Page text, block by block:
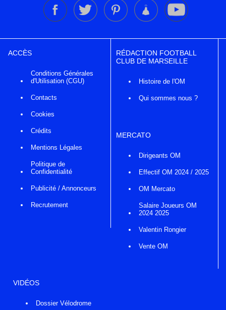
ACCÈS
Conditions Générales
d'Utilisation (CGU)
Contacts
Cookies
Crédits
Mentions Légales
Politique de
Confidentialité
Publicité / Annonceurs
Recrutement
RÉDACTION FOOTBALL
CLUB DE MARSEILLE
Histoire de l'OM
Qui sommes nous ?
MERCATO
Dirigeants OM
Effectif OM 2024 / 2025
OM Mercato
Salaire Joueurs OM
2024 2025
Valentin Rongier
Vente OM
VIDÉOS
Dossier Vélodrome